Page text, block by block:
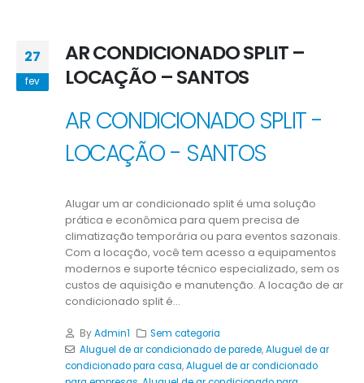
27
fev
AR CONDICIONADO SPLIT –
LOCAÇÃO – SANTOS
AR CONDICIONADO SPLIT -
LOCAÇÃO - SANTOS
Alugar um ar condicionado split é uma solução
prática e econômica para quem precisa de
climatização temporária ou para eventos sazonais.
Com a locação, você tem acesso a equipamentos
modernos e suporte técnico especializado, sem os
custos de aquisição e manutenção. A locação de ar
condicionado split é...
ByAdmin1
Sem categoria
Aluguel de ar condicionado de parede,Aluguel de ar
condicionado para casa,Aluguel de ar condicionado